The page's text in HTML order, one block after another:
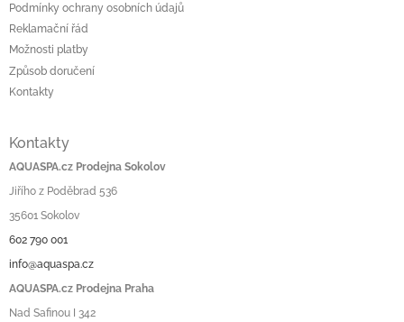
Podmínky ochrany osobních údajů
Reklamační řád
Možnosti platby
Způsob doručení
Kontakty
Kontakty
AQUASPA.cz Prodejna Sokolov
Jiřího z Poděbrad 536
35601 Sokolov
602 790 001
info@aquaspa.cz
AQUASPA.cz Prodejna Praha
Nad Safinou I 342